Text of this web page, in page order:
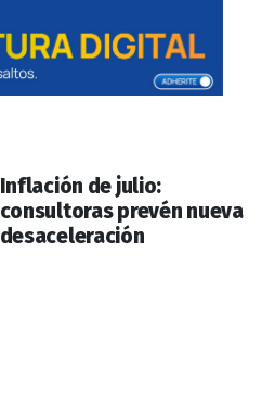
Inflación de julio:
consultoras prevén nueva
desaceleración